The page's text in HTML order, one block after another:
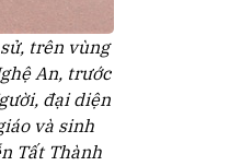
trên vùng
An, trước
đại diện
và sinh
Tất Thành